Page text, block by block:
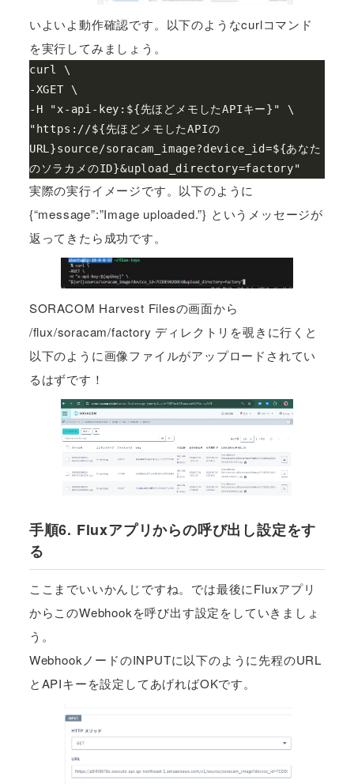
いよいよ動作確認です。以下のようなcurlコマンド
を実行してみましょう。
curl \
-XGET \
-H "x-api-key:${先ほどメモしたAPIキー}" \
"https://${先ほどメモしたAPIの
URL}source/soracam_image?device_id=${あなた
のソラカメのID}&upload_directory=factory"
実際の実行イメージです。以下のように
{“message”:”Image uploaded.”} というメッセージが
返ってきたら成功です。
SORACOM Harvest Filesの画面から
/flux/soracam/factory ディレクトリを覗きに行くと
以下のように画像ファイルがアップロードされてい
るはずです！
手順6. Fluxアプリからの呼び出し設定をす
る
ここまでいいかんじですね。では最後にFluxアプリ
からこのWebhookを呼び出す設定をしていきましょ
う。
WebhookノードのINPUTに以下のように先程のURL
とAPIキーを設定してあげればOKです。